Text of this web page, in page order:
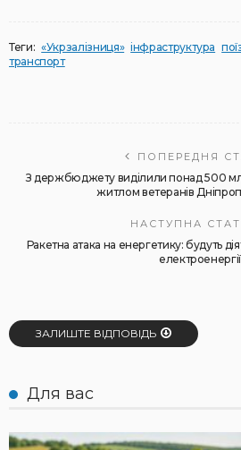
Теги: «Укрзалізниця» інфраструктура
транспорт
ПОПЕРЕДНЯ
З держбюджету виділили понад 500
житлом ветеранів
НАСТУПНА
Ракетна атака на енергетику: будуть
електроенергії
ЗАЛИШТЕ ВІДПОВІДЬ
Для вас